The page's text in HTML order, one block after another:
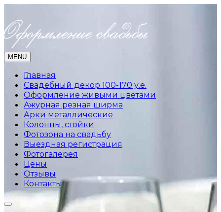
MENU
Главная
Свадебный декор 100-170 у.е.
Оформление живыми цветами
Ажурная резная ширма
Арки металлические
Колонны, стойки
Фотозона на свадьбу
Выездная регистрация
Фотогалерея
Цены
Отзывы
Контакты